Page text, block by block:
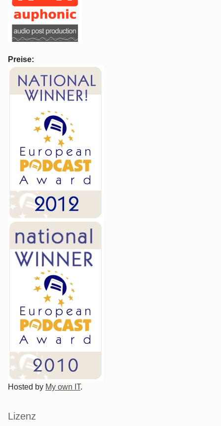
Preise:
Hosted by My own IT.
Lizenz